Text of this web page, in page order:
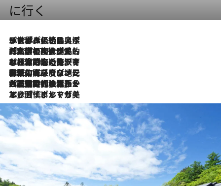
に行く
2026.8.8
リスボンの絶品スイーツ「パステル・デ・ナタ」とは？ポルトガル伝統の奥深い世界へ
2026.7.27
「私の祖国はポルトガル語です」国民的詩人フェルナンド・ペソアと、彼が愛した文学の街を歩く
2026.7.26
ポルトガル近海が育む極上の海の幸。キリリと冷えた白ワインと愉しむ、シーフード専門店の贅沢
2026.7.22
伝統の味をモダンに昇華。高感度な地元客が集う、リスボンの最旬ガストロノミー
2026.7.21
大航海時代の栄華から、震災、独裁、そして革命へ。ポルトガル・首都リスボンの石畳に刻まれた「歴史の光と影」
2026.7.13
エッセイ・ヤマザキマリ「慎ましくも美しき国 ポルトガル」